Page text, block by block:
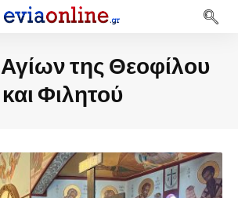
Αγίων της Θεοφίλου
και Φιλητού